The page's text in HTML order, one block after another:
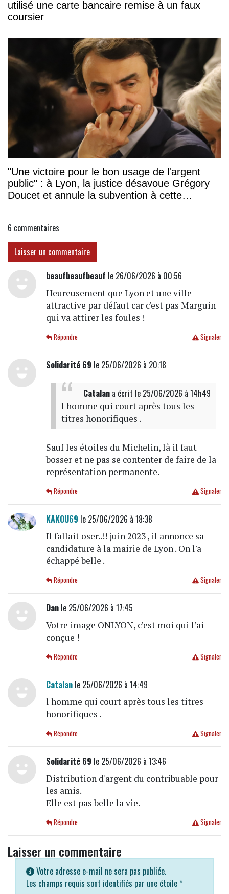
utilisé une carte bancaire remise à un faux
coursier
"Une victoire pour le bon usage de l'argent
public" : à Lyon, la justice désavoue Grégory
Doucet et annule la subvention à cette
6 commentaires
Laisser un commentaire
beaufbeaufbeauf le 26/06/2026 à 00:56
Heureusement que Lyon et une ville
attractive par défaut car c'est pas Marguin
qui va attirer les foules !
Signaler
Répondre
Solidarité 69 le 25/06/2026 à 20:18
Catalana écrit le 25/06/2026 à 14h49
l homme qui court après tous les
titres honorifiques .
Sauf les étoiles du Michelin, là il faut
bosser et ne pas se contenter de faire de la
représentation permanente.
Signaler
Répondre
KAKOU69 le 25/06/2026 à 18:38
Il fallait oser..!! juin 2023 , il annonce sa
candidature à la mairie de Lyon . On l'a
échappé belle .
Signaler
Répondre
Danle 25/06/2026 à 17:45
Votre image ONLYON, c’est moi qui l’ai
conçue !
Signaler
Répondre
Catalanle 25/06/2026 à 14:49
l homme qui court après tous les titres
honorifiques .
Signaler
Répondre
Solidarité 69 le 25/06/2026 à 13:46
Distribution d'argent du contribuable pour
les amis.
Elle est pas belle la vie.
Signaler
Répondre
Laisser un commentaire
Votre adresse e-mail ne sera pas publiée.
Les champs requis sont identifiés par une étoile *